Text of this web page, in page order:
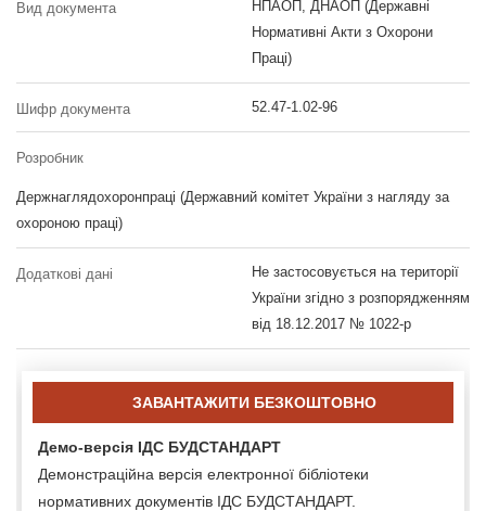
Вид документа
НПАОП, ДНАОП (Державні
Нормативні Акти з Охорони
Праці)
Шифр документа 52.47-1.02-96
Розробник
Держнаглядохоронпраці (Державний комітет України з нагляду за
охороною праці)
Додаткові дані
Не застосовується на території
України згідно з розпорядженням
від 18.12.2017 № 1022-р
ЗАВАНТАЖИТИ БЕЗКОШТОВНО
Демо-версія ІДС БУДСТАНДАРТ
Демонстраційна версія електронної бібліотеки
нормативних документів ІДС БУДСТАНДАРТ.